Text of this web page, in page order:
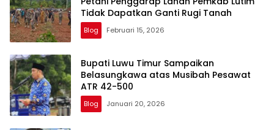
Tidak Dapatkan Ganti Rugi Tanah
Blog Februari 15, 2026
Bupati Luwu Timur Sampaikan
Belasungkawa atas Musibah Pesawat
ATR 42-500
Blog Januari 20, 2026